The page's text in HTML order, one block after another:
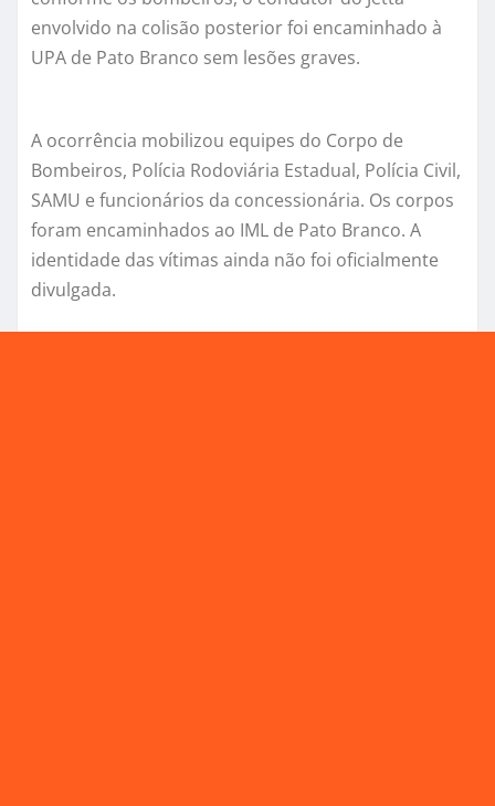
envolvido na colisão posterior foi encaminhado à
UPA de Pato Branco sem lesões graves.
A ocorrência mobilizou equipes do Corpo de
Bombeiros, Polícia Rodoviária Estadual, Polícia Civil,
SAMU e funcionários da concessionária. Os corpos
foram encaminhados ao IML de Pato Branco. A
identidade das vítimas ainda não foi oficialmente
divulgada.